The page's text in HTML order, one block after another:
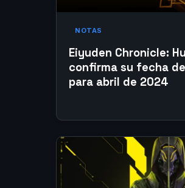
NOTAS
Eiyuden Chronicle:
confirma su fecha
para abril de 2024